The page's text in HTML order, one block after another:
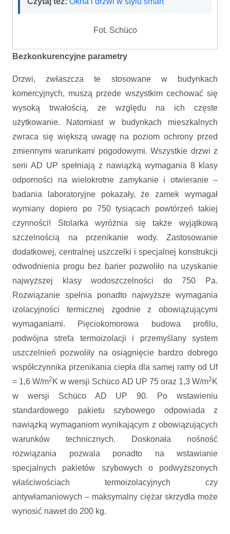
Fot. Schüco
Bezkonkurencyjne parametry
Drzwi, zwłaszcza te stosowane w budynkach
komercyjnych, muszą przede wszystkim cechować się
wysoką trwałością, ze względu na ich częste
użytkowanie. Natomiast w budynkach mieszkalnych
zwraca się większą uwagę na poziom ochrony przed
zmiennymi warunkami pogodowymi. Wszystkie drzwi z
serii AD UP spełniają z nawiązką wymagania 8 klasy
odporności na wielokrotne zamykanie i otwieranie –
badania laboratoryjne pokazały, że zamek wymagał
wymiany dopiero po 750 tysiącach powtórzeń takiej
czynności! Stolarka wyróżnia się także wyjątkową
szczelnością na przenikanie wody. Zastosowanie
dodatkowej, centralnej uszczelki i specjalnej konstrukcji
odwodnienia progu bez barier pozwoliło na uzyskanie
najwyższej klasy wodoszczelności do 750 Pa.
Rozwiązanie spełnia ponadto najwyższe wymagania
izolacyjności termicznej zgodnie z obowiązującymi
wymaganiami. Pięciokomorowa budowa profilu,
podwójna strefa termoizolacji i przemyślany system
uszczelnień pozwoliły na osiągnięcie bardzo dobrego
współczynnika przenikania ciepła dla samej ramy od Uf
= 1,6 W/m2 K w wersji Schüco AD UP 75 oraz 1,3 W/m2 K
w wersji Schüco AD UP 90. Po wstawieniu
standardowego pakietu szybowego odpowiada z
nawiązką wymaganiom wynikającym z obowiązujących
warunków technicznych. Doskonała nośność
rozwiązania pozwala ponadto na wstawianie
specjalnych pakietów szybowych o podwyższonych
właściwościach termoizolacyjnych czy
antywłamaniowych – maksymalny ciężar skrzydła może
wynosić nawet do 200 kg.